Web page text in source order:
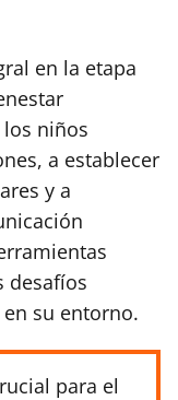
en la etapa
niños
a establecer
y a
desafíos
su entorno.
para el